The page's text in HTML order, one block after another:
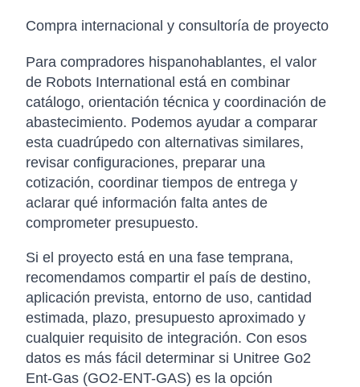
Compra internacional y consultoría de proyecto
Para compradores hispanohablantes, el valor
de Robots International está en combinar
catálogo, orientación técnica y coordinación de
abastecimiento. Podemos ayudar a comparar
esta cuadrúpedo con alternativas similares,
revisar configuraciones, preparar una
cotización, coordinar tiempos de entrega y
aclarar qué información falta antes de
comprometer presupuesto.
Si el proyecto está en una fase temprana,
recomendamos compartir el país de destino,
aplicación prevista, entorno de uso, cantidad
estimada, plazo, presupuesto aproximado y
cualquier requisito de integración. Con esos
datos es más fácil determinar si Unitree Go2
Ent-Gas (GO2-ENT-GAS) es la opción